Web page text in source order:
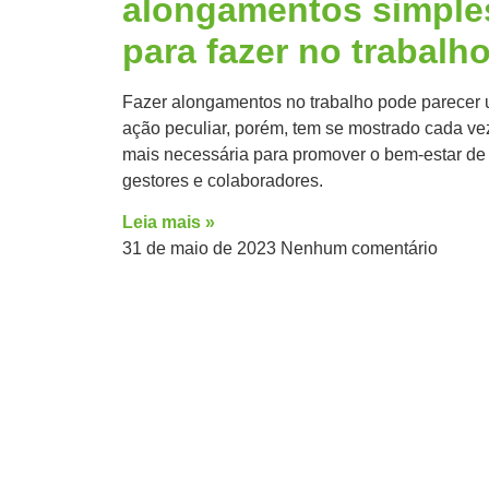
alongamentos
para fazer no trabalho
Fazer alongamentos no trabalho pode parecer
ação peculiar, porém, tem se mostrado cada
mais necessária para promover o bem-estar de
gestores e colaboradores.
Leia mais »
31 de maio de 2023 Nenhum comentário